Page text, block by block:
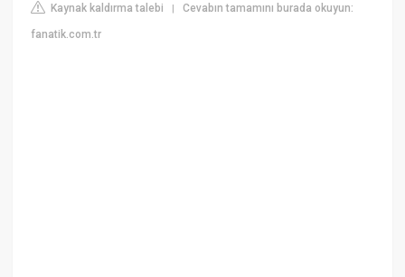
Kaynak kaldırma talebi |Cevabın tamamını burada okuyun:
fanatik.com.tr